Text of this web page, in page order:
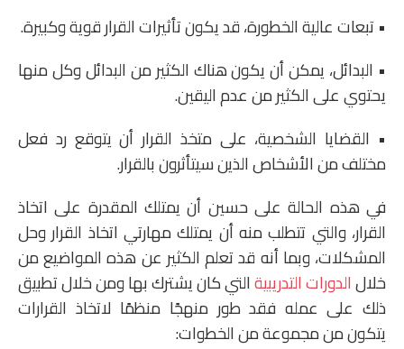
• تبعات عالية الخطورة، قد يكون تأثيرات القرار قوية وكبيرة.
• البدائل، يمكن أن يكون هناك الكثير من البدائل وكل منها
يحتوي على الكثير من عدم اليقين.
• القضايا الشخصية، على متخذ القرار أن يتوقع رد فعل
مختلف من الأشخاص الذين سيتأثرون بالقرار.
في هذه الحالة على حسين أن يمتلك المقدرة على اتخاذ
القرار، والتي تتطلب منه أن يمتلك مهارتي اتخاذ القرار وحل
المشكلات، وبما أنه قد تعلم الكثير عن هذه المواضيع من
خلالالدورات التدريبيةالتي كان يشترك بها ومن خلال تطبيق
ذلك على عمله فقد طور منهجًا منظمًا لاتخاذ القرارات
يتكون من مجموعة من الخطوات: